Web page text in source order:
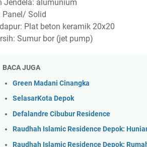
Jendela: alumunium
Panel/ Solid
Plat beton keramik 20x20
Sumur bor (jet pump)
BACA JUGA
Green Madani Cinangka
SelasarKota Depok
Defalandre Cibubur Residence
Raudhah Islamic Residence Depok:
Raudhah Islamic Residence Depok: